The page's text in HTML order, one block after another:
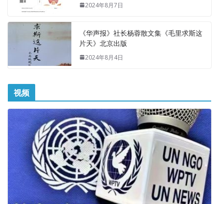
2024年8月7日
《华声报》社长杨蓉散文集《毛里求斯这
片天》北京出版
2024年8月4日
视频